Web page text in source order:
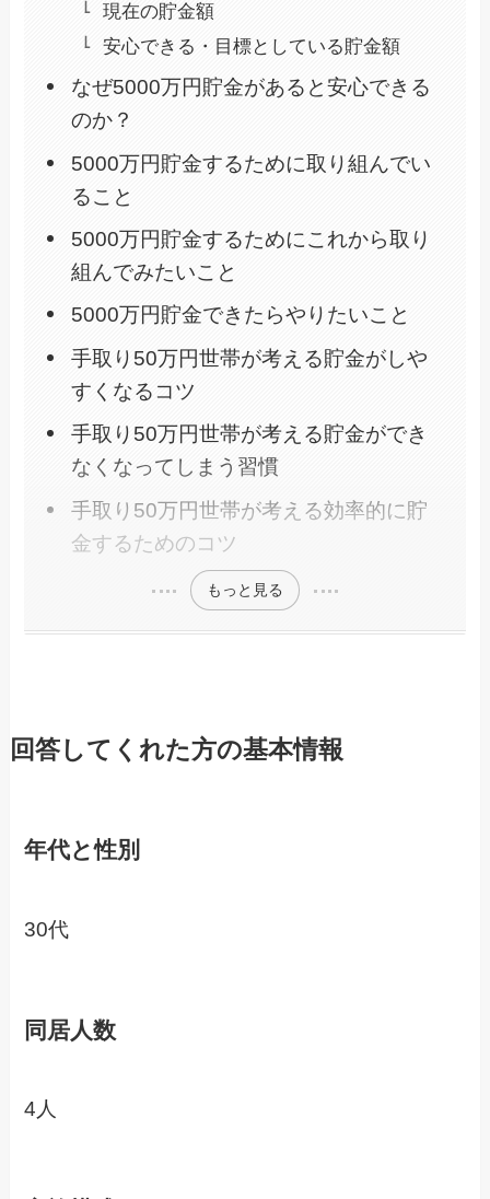
現在の貯金額
安心できる・目標としている貯金額
なぜ5000万円貯金があると安心できる
のか？
5000万円貯金するために取り組んでい
ること
5000万円貯金するためにこれから取り
組んでみたいこと
5000万円貯金できたらやりたいこと
手取り50万円世帯が考える貯金がしや
すくなるコツ
手取り50万円世帯が考える貯金ができ
なくなってしまう習慣
手取り50万円世帯が考える効率的に貯
金するためのコツ
もっと見る
回答してくれた方の基本情報
年代と性別
30代
同居人数
4人